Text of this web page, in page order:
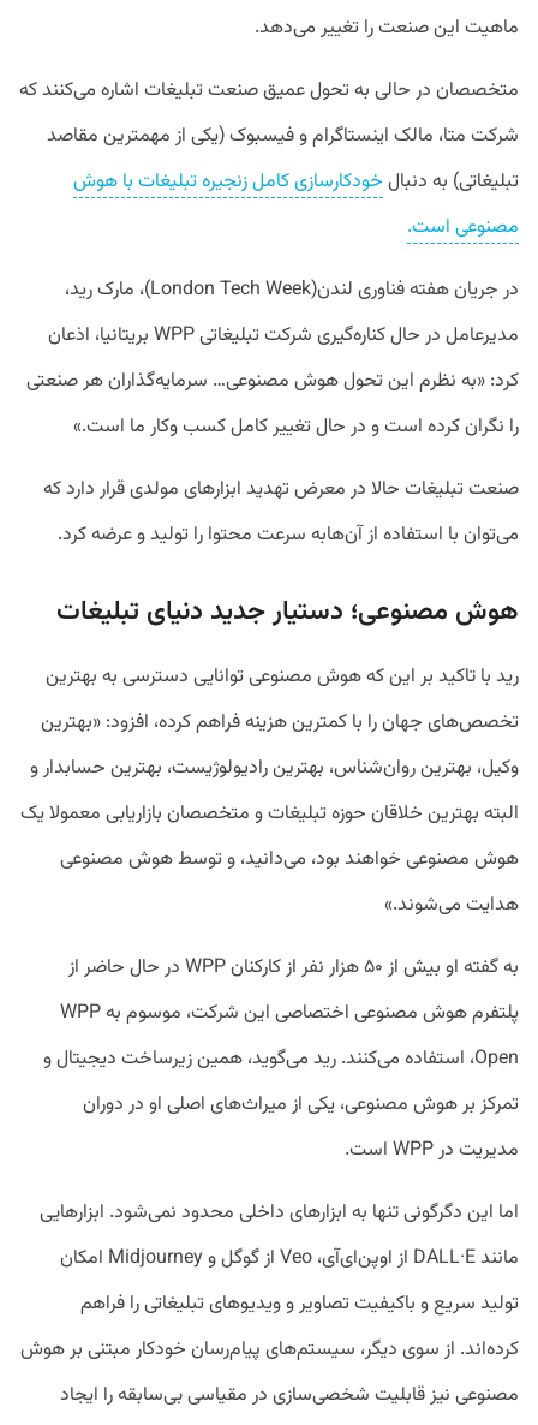
ماهیت این صنعت را تغییر می‌دهد.
متخصصان در حالی به تحول عمیق صنعت تبلیغات اشاره می‌کنند که
شرکت متا، مالک اینستاگرام و فیسبوک (یکی از مهمترین مقاصد
تبلیغاتی) به دنبال خودکارسازی کامل زنجیره تبلیغات با هوش
مصنوعی است.
در جریان هفته فناوری لندن(London Tech Week)، مارک رید،
مدیرعامل در حال کناره‌گیری شرکت تبلیغاتی WPP بریتانیا، اذعان
کرد: «به نظرم این تحول هوش مصنوعی… سرمایه‌گذاران هر صنعتی
را نگران کرده است و در حال تغییر کامل کسب وکار ما است.»
صنعت تبلیغات حالا در معرض تهدید ابزارهای مولدی قرار دارد که
می‌توان با استفاده از آن‌هابه سرعت محتوا را تولید و عرضه کرد.
هوش مصنوعی؛ دستیار جدید دنیای تبلیغات
رید با تاکید بر این که هوش مصنوعی توانایی دسترسی به بهترین
تخصص‌های جهان را با کمترین هزینه فراهم کرده، افزود: «بهترین
وکیل، بهترین روان‌شناس، بهترین رادیولوژیست، بهترین حسابدار و
البته بهترین خلاقان حوزه تبلیغات و متخصصان بازاریابی معمولا یک
هوش مصنوعی خواهند بود، می‌دانید، و توسط هوش مصنوعی
هدایت می‌شوند.»
به گفته او بیش از ۵۰ هزار نفر از کارکنان WPP در حال حاضر از
پلتفرم هوش مصنوعی اختصاصی این شرکت، موسوم به WPP
Open، استفاده می‌کنند. رید می‌گوید، همین زیرساخت دیجیتال و
تمرکز بر هوش مصنوعی، یکی از میراث‌های اصلی او در دوران
مدیریت در WPP است.
اما این دگرگونی تنها به ابزارهای داخلی محدود نمی‌شود. ابزارهایی
مانند DALL·E از اوپن‌ای‌آی، Veo از گوگل و Midjourney امکان
تولید سریع و باکیفیت تصاویر و ویدیوهای تبلیغاتی را فراهم
کرده‌اند. از سوی دیگر، سیستم‌های پیام‌رسان خودکار مبتنی بر هوش
مصنوعی نیز قابلیت شخصی‌سازی در مقیاسی بی‌سابقه را ایجاد